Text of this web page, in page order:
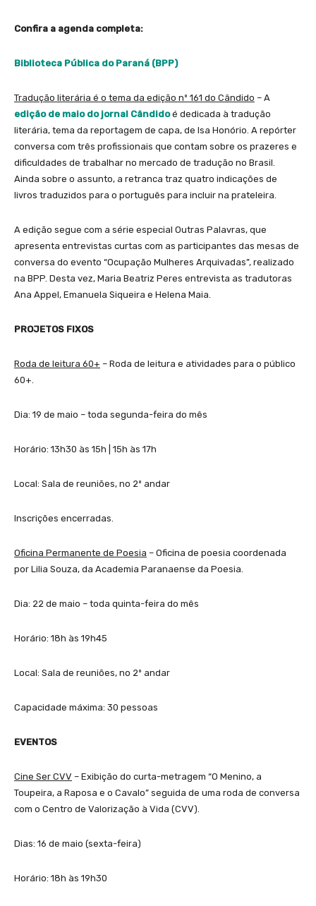
Confira a agenda completa:
Biblioteca Pública do Paraná (BPP)
Tradução literária é o tema da edição nº 161 do Cândido – A
edição de maio do jornal Cândidoé dedicada à tradução
literária, tema da reportagem de capa, de Isa Honório. A repórter
conversa com três profissionais que contam sobre os prazeres e
dificuldades de trabalhar no mercado de tradução no Brasil.
Ainda sobre o assunto, a retranca traz quatro indicações de
livros traduzidos para o português para incluir na prateleira.
A edição segue com a série especial Outras Palavras, que
apresenta entrevistas curtas com as participantes das mesas de
conversa do evento “Ocupação Mulheres Arquivadas”, realizado
na BPP. Desta vez, Maria Beatriz Peres entrevista as tradutoras
Ana Appel, Emanuela Siqueira e Helena Maia.
PROJETOS FIXOS
Roda de leitura 60+ – Roda de leitura e atividades para o público
60+.
Dia: 19 de maio – toda segunda-feira do mês
Horário: 13h30 às 15h | 15h às 17h
Local: Sala de reuniões, no 2º andar
Inscrições encerradas.
Oficina Permanente de Poesia – Oficina de poesia coordenada
por Lilia Souza, da Academia Paranaense da Poesia.
Dia: 22 de maio – toda quinta-feira do mês
Horário: 18h às 19h45
Local: Sala de reuniões, no 2º andar
Capacidade máxima: 30 pessoas
EVENTOS
Cine Ser CVV – Exibição do curta-metragem “O Menino, a
Toupeira, a Raposa e o Cavalo” seguida de uma roda de conversa
com o Centro de Valorização à Vida (CVV).
Dias: 16 de maio (sexta-feira)
Horário: 18h às 19h30